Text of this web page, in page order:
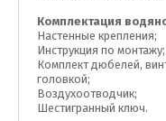
Комплектация
Настенные крепления;
Инструкция по монтажу;
Комплект дюбелей,
головкой;
Воздухоотводчик;
Шестигранный ключ.